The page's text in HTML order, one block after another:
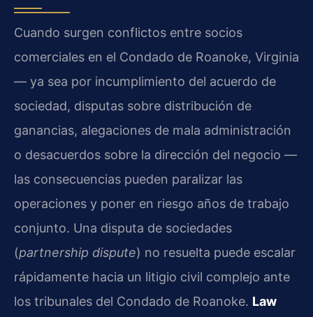
Cuando surgen conflictos entre socios
comerciales en el Condado de Roanoke, Virginia
— ya sea por incumplimiento del acuerdo de
sociedad, disputas sobre distribución de
ganancias, alegaciones de mala administración
o desacuerdos sobre la dirección del negocio —
las consecuencias pueden paralizar las
operaciones y poner en riesgo años de trabajo
conjunto. Una disputa de sociedades
(partnership dispute) no resuelta puede escalar
rápidamente hacia un litigio civil complejo ante
los tribunales del Condado de Roanoke. Law